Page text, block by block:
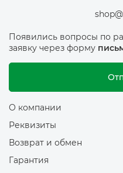
Появились вопросы по
заявку через форму
О компании
Реквизиты
Возврат и обмен
Гарантия